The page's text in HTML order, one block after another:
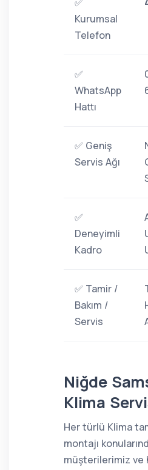
Kurumsal
Telefon
✅
WhatsApp
Hattı
✅ Geniş
Servis Ağı
✅
Deneyimli
Kadro
✅ Tamir /
Bakım /
Servis
Niğde
Klima
Her türlü Klima
montajı
müşterilerimiz ve